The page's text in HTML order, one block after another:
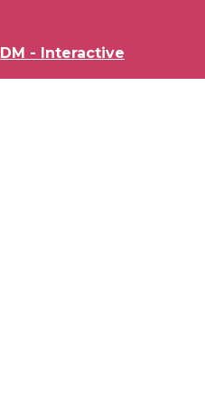
DM - Interactive